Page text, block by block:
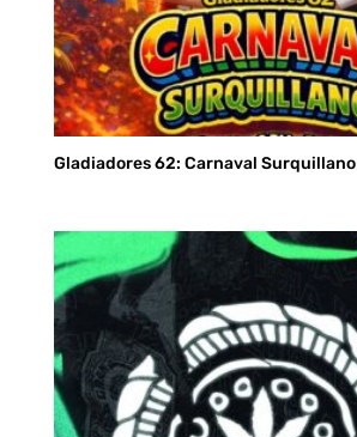
Gladiadores 62: Carnaval Surquillano